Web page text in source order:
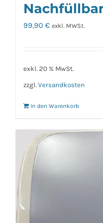
99,90 € exkl. MWSt.
exkl. 20 % MwSt.
zzgl. Versandkosten
In den Warenkorb